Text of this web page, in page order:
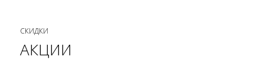
СКИДКИ
АКЦИИ